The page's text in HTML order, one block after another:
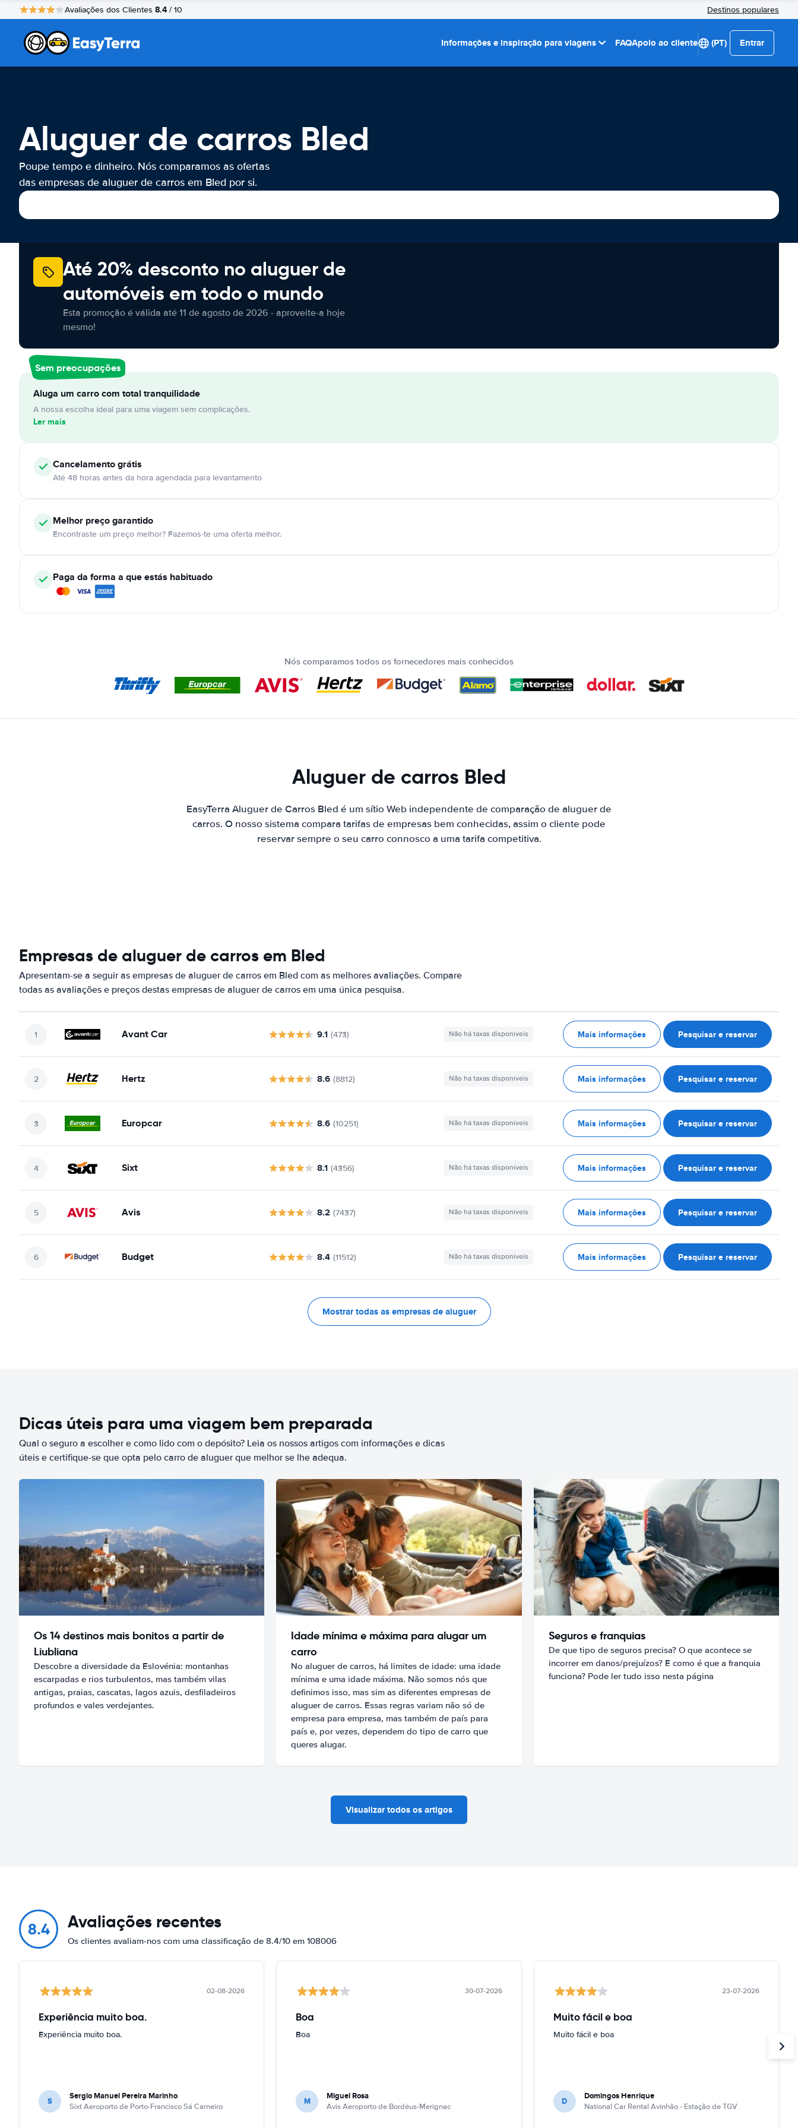
Avaliações dos Clientes 8.4 / 10 Destinos populares
Informações e inspiração para viagens FAQApoio ao cliente (PT) Entrar
Aluguer de carros Bled
Poupe tempo e dinheiro. Nós comparamos as ofertas
das empresas de aluguer de carros em Bled por si.
Até 20% desconto no aluguer de
automóveis em todo o mundo
Esta promoção é válida até 11 de agosto de 2026 - aproveite-a hoje
mesmo!
Sem preocupações
Aluga um carro com total tranquilidade
A nossa escolha ideal para uma viagem sem complicações.
Ler mais
Cancelamentográtis
Até 48 horas antes da hora agendada para levantamento
Melhor preço garantido
Encontraste um preço melhor? Fazemos-te uma oferta melhor.
Paga da forma a que estás habituado
Nós comparamos todos os fornecedores mais conhecidos
Aluguer de carros Bled
EasyTerra Aluguer de Carros Bled é um sítio Web independente de comparação de aluguer de
carros. O nosso sistema compara tarifas de empresas bem conhecidas, assim o cliente pode
reservar sempre o seu carro connosco a uma tarifa competitiva.
Empresas de aluguer de carros em Bled
Apresentam-se a seguir as empresas de aluguer de carros em Bled com as melhores avaliações. Compare
todas as avaliações e preços destas empresas de aluguer de carros em uma única pesquisa.
Avant Car 9.1 (473) Não há taxas disponíveis Mais informações Pesquisar e reservar
Hertz 8.6 (8812) Não há taxas disponíveis Mais informações Pesquisar e reservar
Europcar 8.6 (10251) Não há taxas disponíveis Mais informações Pesquisar e reservar
Sixt 8.1 (4356) Não há taxas disponíveis Mais informações Pesquisar e reservar
Avis 8.2 (7437) Não há taxas disponíveis Mais informações Pesquisar e reservar
Budget 8.4 (11512) Não há taxas disponíveis Mais informações Pesquisar e reservar
Mostrar todas as empresas de aluguer
Dicas úteis para uma viagem bem preparada
Qual o seguro a escolher e como lido com o depósito? Leia os nossos artigos com informações e dicas
úteis e certifique-se que opta pelo carro de aluguer que melhor se lhe adequa.
Os 14 destinos mais bonitos a partir de
Liubliana
Descobre a diversidade da Eslovénia: montanhas
escarpadas e rios turbulentos, mas também vilas
antigas, praias, cascatas, lagos azuis, desfiladeiros
profundos e vales verdejantes.
Idade mínima e máxima para alugar um
carro
No aluguer de carros, há limites de idade: uma idade
mínima e uma idade máxima. Não somos nós que
definimos isso, mas sim as diferentes empresas de
aluguer de carros. Essas regras variam não só de
empresa para empresa, mas também de país para
país e, por vezes, dependem do tipo de carro que
queres alugar.
Seguros e franquias
De que tipo de seguros precisa? O que acontece se
incorrer em danos/prejuízos? E como é que a franquia
funciona? Pode ler tudo isso nesta página
Visualizar todos os artigos
8.4 Avaliações recentes
Os clientes avaliam-nos com uma classificação de 8.4/10 em 108006
02-08-2026
Experiência muito boa.
Experiência muito boa.
S Sergio Manuel Pereira Marinho
Sixt Aeroporto de Porto-Francisco Sá Carneiro
30-07-2026
Boa
Boa
M Miguel Rosa
Avis Aeroporto de Bordéus-Merignac
23-07-2026
Muito fácil e boa
Muito fácil e boa
D Domingos Henrique
National Car Rental Avinhão - Estação de TGV